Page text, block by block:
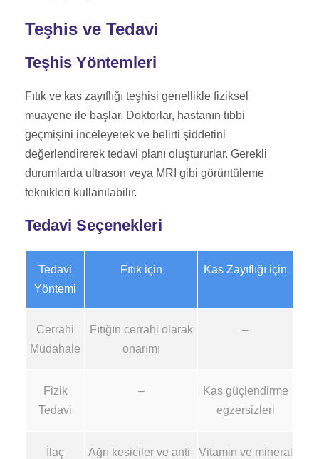
Teşhis ve Tedavi
Teşhis Yöntemleri
Fıtık ve kas zayıflığı teşhisi genellikle fiziksel
muayene ile başlar. Doktorlar, hastanın tıbbi
geçmişini inceleyerek ve belirti şiddetini
değerlendirerek tedavi planı oluştururlar. Gerekli
durumlarda ultrason veya MRI gibi görüntüleme
teknikleri kullanılabilir.
Tedavi Seçenekleri
Tedavi
Yöntemi
Fıtık için Kas Zayıflığı için
Cerrahi
Müdahale
Fıtığın cerrahi olarak
onarımı
–
Fizik
Tedavi
–
Kas güçlendirme
egzersizleri
İlaç
Ağrı kesiciler ve anti- Vitamin ve mineral